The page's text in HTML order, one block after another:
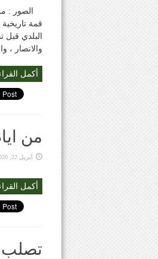
البلدي
والانصار ،
أكمل
من
أبريل 22, 2020
أكمل
تصلب